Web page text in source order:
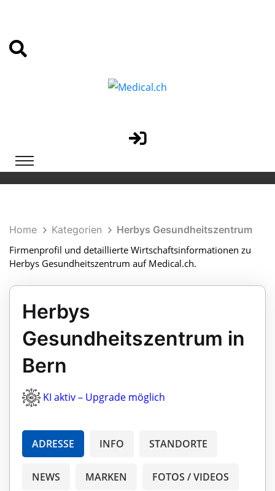
Home Kategorien
Herbys Gesundheitszentrum
Firmenprofil und detaillierte Wirtschaftsinformationen zu
Herbys Gesundheitszentrum auf Medical.ch.
Herbys
Gesundheitszentrum in
Bern
KI aktiv – Upgrade möglich
ADRESSE INFO STANDORTE
NEWS MARKEN FOTOS / VIDEOS